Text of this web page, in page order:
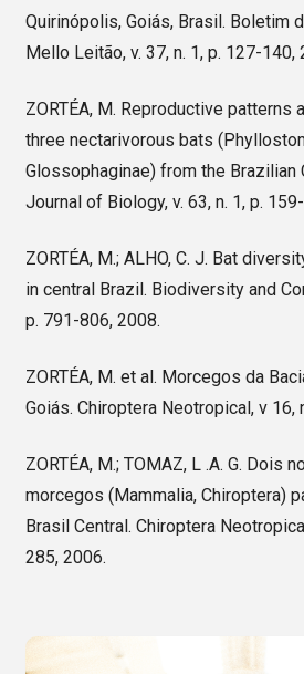
Quirinópolis, Goiás, Brasil. Boletim
Mello Leitão, v. 37, n. 1, p. 127-140,
ZORTÉA, M. Reproductive
three nectarivorous bats
Glossophaginae) from the Brazilian
Journal of Biology, v. 63, n. 1, p.
ZORTÉA, M.; ALHO, C. J. Bat
in central Brazil. Biodiversity and
p. 791-806, 2008.
ZORTÉA, M. et al. Morcegos da
Goiás. Chiroptera Neotropical, v 16,
ZORTÉA, M.; TOMAZ, L .A. G. Dois
morcegos (Mammalia, Chiroptera)
Brasil Central. Chiroptera
285, 2006.